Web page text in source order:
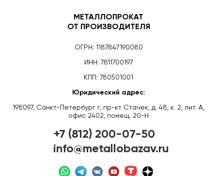
МЕТАЛЛОПРОКАТ
ОТ ПРОИЗВОДИТЕЛЯ
ОГРН: 1187847190080
ИНН: 7811700197
КПП: 780501001
Юридический адрес:
198097, Санкт-Петербург г, пр-кт Стачек, д. 48, к. 2, лит. А,
офис 2402, помещ. 20-Н
+7 (812) 200-07-50
info@metallobazav.ru